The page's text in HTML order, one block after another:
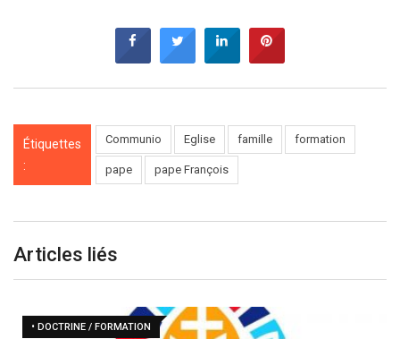
Étiquettes
:
Communio Eglise famille formation
pape pape François
Articles liés
• DOCTRINE / FORMATION